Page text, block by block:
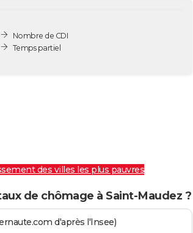
Nombre de CDI
Temps partiel
des villes les plus pauvres
de chômage à Saint-Maudez ?
d'après l'Insee)